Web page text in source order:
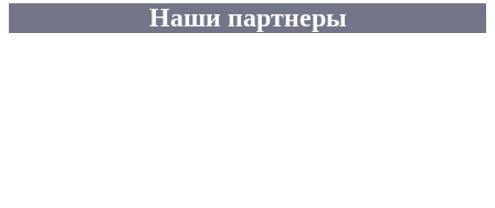
Наши партнеры